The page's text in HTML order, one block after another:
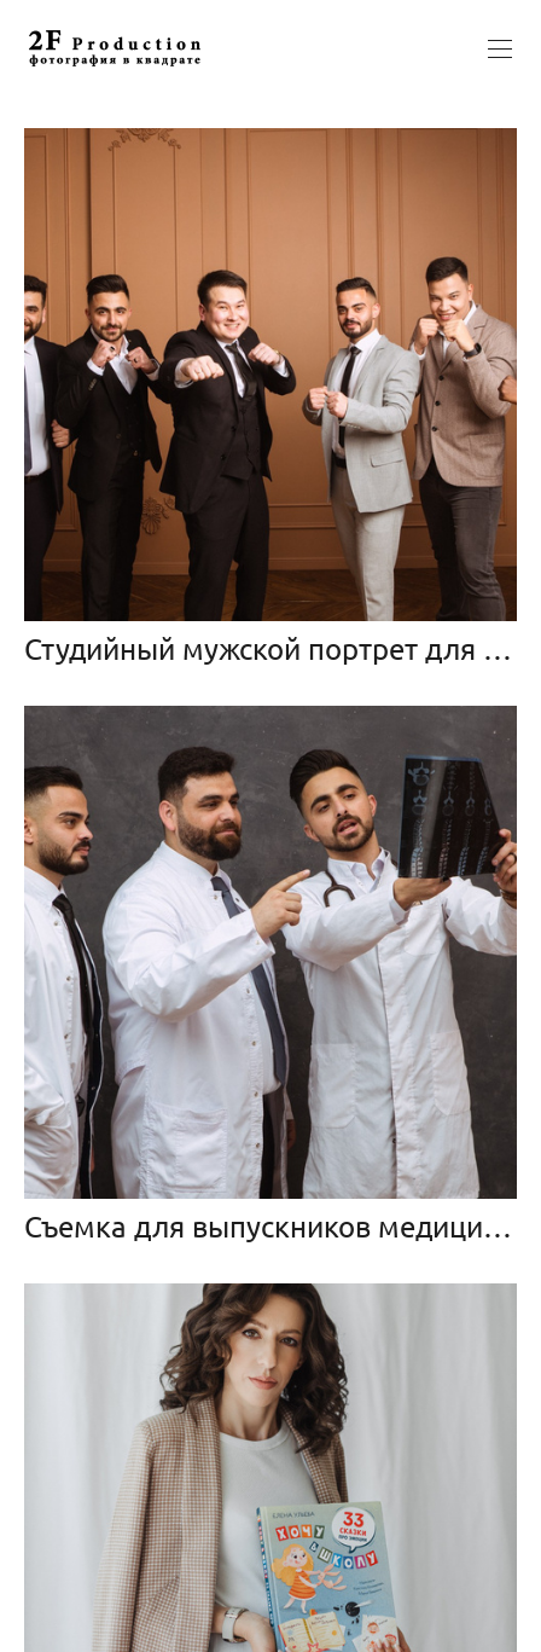
Студийный мужской портрет для выпускников медицинского университета
Съемка для выпускников медицинского университета